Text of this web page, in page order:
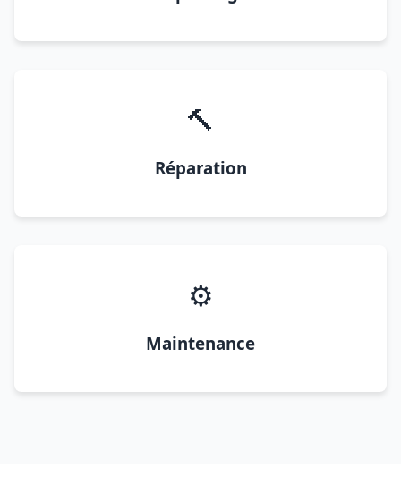
🔨
Réparation
⚙️
Maintenance